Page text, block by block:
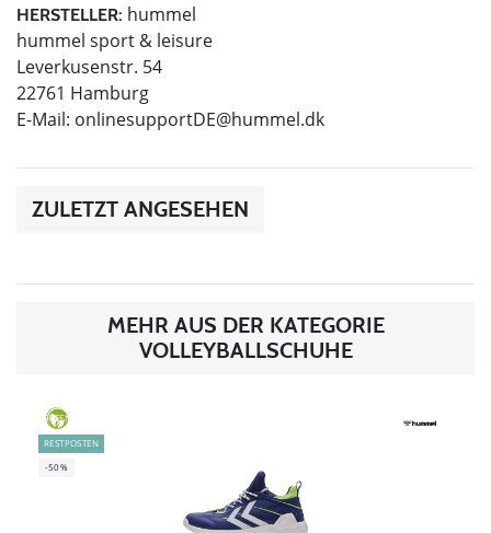
HERSTELLER: hummel
hummel sport & leisure
Leverkusenstr. 54
22761 Hamburg
E-Mail: onlinesupportDE@hummel.dk
ZULETZT ANGESEHEN
MEHR AUS DER KATEGORIE
VOLLEYBALLSCHUHE
GREEN
RESTPOSTEN
-50%